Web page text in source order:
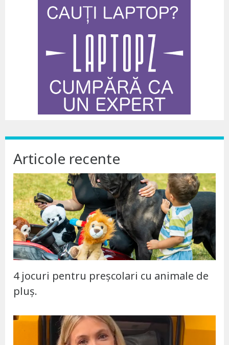
Articole recente
4 jocuri pentru preșcolari cu animale de
pluș.